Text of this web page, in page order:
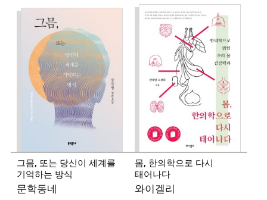
송승언 (시인)
1986년 강원도 원주 출생. 2011년 『현대문학』 신인
추천으로 등단했다.시집 『철과 오크』가 있다.
유계영 (시인)
1985년 인천 출생. 2010년 『현대문학』 신인
추천으로 등단했다.
시집 『온갖 것들의 낮』 『이제는
순수를 말할 수 있을 것 같다』 『이런 얘기는 좀
어지러운가』가 있다.
◾김세희 (소설가)
1987년 목포 출생. 2015년 『세계의 문학』
그믐, 또는 당신이 세계를
기억하는 방식
문학동네
몸, 한의학으로 다시
태어나다
와이겔리